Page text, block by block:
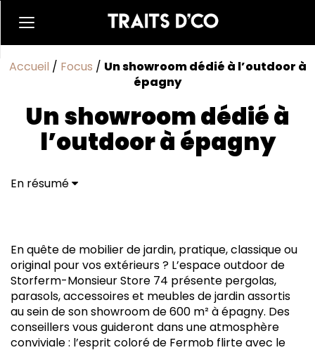
Accueil / Focus / Un showroom dédié à l’outdoor à
épagny
Un showroom dédié à
l’outdoor à épagny
En résumé
En quête de mobilier de jardin, pratique, classique ou
original pour vos extérieurs ? L’espace outdoor de
Storferm-Monsieur Store 74 présente pergolas,
parasols, accessoires et meubles de jardin assortis
au sein de son showroom de 600 m² à épagny. Des
conseillers vous guideront dans une atmosphère
conviviale : l’esprit coloré de Fermob flirte avec le